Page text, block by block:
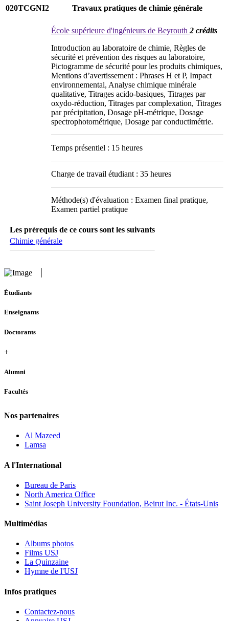
020TCGNI2 Travaux pratiques de chimie générale
École supérieure d'ingénieurs de Beyrouth 2 crédits
Introduction au laboratoire de chimie, Règles de
sécurité et prévention des risques au laboratoire,
Pictogramme de sécurité pour les produits chimiques,
Mentions d’avertissement : Phrases H et P, Impact
environnemental, Analyse chimique minérale
qualitative, Titrages acido-basiques, Titrages par
oxydo-réduction, Titrages par complexation, Titrages
par précipitation, Dosage pH-métrique, Dosage
spectrophotométrique, Dosage par conductimétrie.
Temps présentiel : 15 heures
Charge de travail étudiant : 35 heures
Méthode(s) d'évaluation : Examen final pratique,
Examen partiel pratique
Les prérequis de ce cours sont les suivants
Chimie générale
Étudiants
Enseignants
Doctorants
+
Alumni
Facultés
Nos partenaires
Al Mazeed
Lamsa
A l'International
Bureau de Paris
North America Office
Saint Joseph University Foundation, Beirut Inc. - États-Unis
Multimédias
Albums photos
Films USJ
La Quinzaine
Hymne de l'USJ
Infos pratiques
Contactez-nous